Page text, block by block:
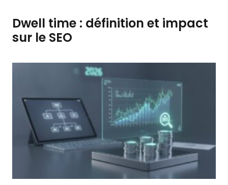
Dwell time : définition et impact
sur le SEO